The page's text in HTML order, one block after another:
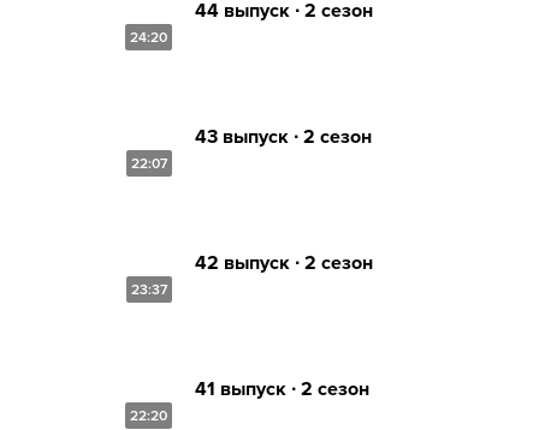
24:20
44 выпуск ∙ 2 сезон
22:07
43 выпуск ∙ 2 сезон
23:37
42 выпуск ∙ 2 сезон
22:20
41 выпуск ∙ 2 сезон